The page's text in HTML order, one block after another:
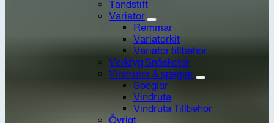
Tändstift
Variator
Remmar
Variatorkit
Variator tillbehör
Verktyg Snöskoter
Vindrutor & speglar
Speglar
Vindruta
Vindruta Tillbehör
Övrigt